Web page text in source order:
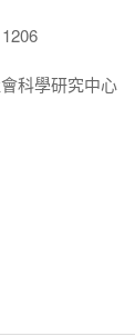
科學研究中心